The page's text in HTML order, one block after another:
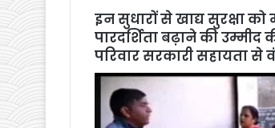
इन सुधारों से खाद्य सुरक्षा
पारदर्शिता बढ़ाने की उम्मीद
परिवार सरकारी सहायता से